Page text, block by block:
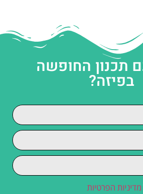
תכנון החופשה
בפיזה?
מדיניות הפרטיות